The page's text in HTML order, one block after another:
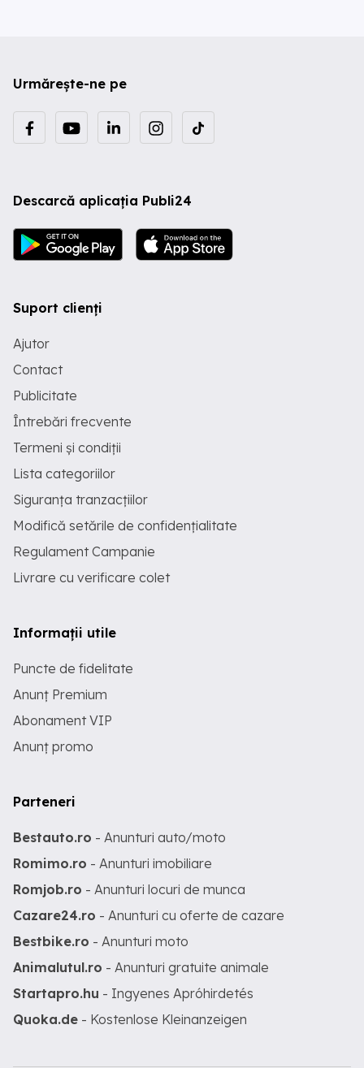
Urmărește-ne pe
Descarcă aplicația Publi24
Suport clienți
Ajutor
Contact
Publicitate
Întrebări frecvente
Termeni și condiții
Lista categoriilor
Siguranța tranzacțiilor
Modifică setările de confidențialitate
Regulament Campanie
Livrare cu verificare colet
Informații utile
Puncte de fidelitate
Anunț Premium
Abonament VIP
Anunț promo
Parteneri
Bestauto.ro - Anunturi auto/moto
Romimo.ro - Anunturi imobiliare
Romjob.ro - Anunturi locuri de munca
Cazare24.ro - Anunturi cu oferte de cazare
Bestbike.ro - Anunturi moto
Animalutul.ro - Anunturi gratuite animale
Startapro.hu - Ingyenes Apróhirdetés
Quoka.de - Kostenlose Kleinanzeigen